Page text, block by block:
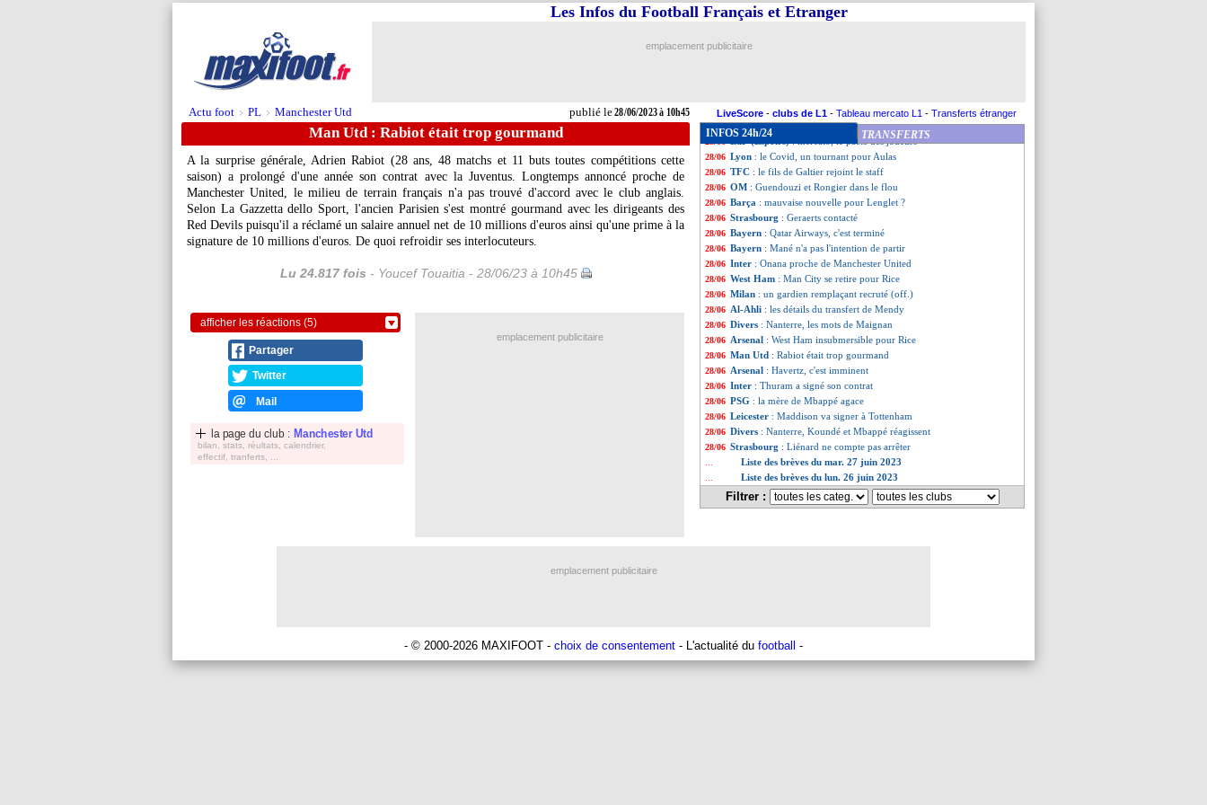
Actu foot > PL > Manchester Utd publié le28/06/2023 à 10h45
Les Infos du Football Français et Etranger
emplacement publicitaire
LiveScore - clubs de L1 - Tableau mercato L1 - Transferts étranger
Man Utd : Rabiot était trop gourmand
A la surprise générale, AdrienRabiot (28 ans, 48 matchs et 11 buts toutes compétitions cette
saison) a prolongé d'une année son contrat avec la Juventus. Longtemps annoncé proche de
Manchester United, le milieu de terrain français n'a pas trouvé d'accord avec le club anglais.
Selon La Gazzetta dello Sport, l'ancien Parisien s'est montré gourmand avec les dirigeants des
Red Devils puisqu'il a réclamé un salaire annuel net de 10 millions d'euros ainsi qu'une prime à la
signature de 10 millions d'euros. De quoi refroidir ses interlocuteurs.
Lu 24.817 fois - Youcef Touaitia - 28/06/23 à 10h45
afficher les réactions (5)
Partager
Twitter
Mail
la page du club : Manchester Utd
bilan, stats, réultats, calendrier,
effectif, tranferts, ...
INFOS 24h/24 TRANSFERTS
28/06 Chelsea: Mendy rejoint Al-Ahli (officiel)
28/06 Sondage MF: Marcelino à l'OM, un bon choix
28/06 Rennes
28/06 Lens: Fofana, c'est moins de 30 M€
28/06 Allemagne: Völler à fond derrière Flick
: mercato, le pacte des joueurs
28/06 Lyon : le Covid, un tournant pour Aulas
28/06 TFC : le fils de Galtier rejoint le staff
28/06 OM : Guendouzi et Rongier dans le flou
28/06 Barça : mauvaise nouvelle pour Lenglet ?
28/06 Strasbourg : Geraerts contacté
28/06 Bayern : Qatar Airways, c'est terminé
28/06 Bayern : Mané n'a pas l'intention de partir
28/06 Inter : Onana proche de Manchester United
28/06 West Ham : Man City se retire pour Rice
28/06 Milan : un gardien remplaçant recruté (off.)
28/06 Al-Ahli : les détails du transfert de Mendy
28/06 Divers : Nanterre, les mots de Maignan
28/06 Arsenal : West Ham insubmersible pour Rice
28/06 Man Utd : Rabiot était trop gourmand
28/06 Arsenal : Havertz, c'est imminent
28/06 Inter : Thuram a signé son contrat
28/06 PSG : la mère de Mbappé agace
28/06 Leicester : Maddison va signer à Tottenham
28/06 Divers : Nanterre, Koundé et Mbappé réagissent
28/06 Strasbourg : Liénard ne compte pas arrêter
Liste des brèves du mar. 27 juin 2023
Liste des brèves du lun. 26 juin 2023
Filtrer :
emplacement publicitaire
emplacement publicitaire
- © 2000-2026 MAXIFOOT - choix de consentement - L'actualité du football -